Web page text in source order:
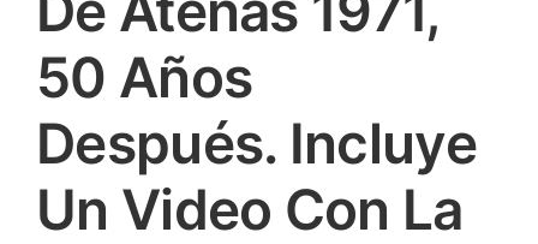
50 Años
Después. Incluye
Un Video Con La